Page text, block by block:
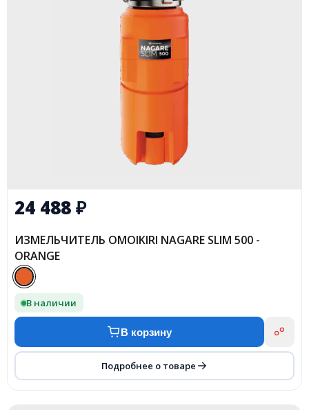
24 488₽
ИЗМЕЛЬЧИТЕЛЬ OMOIKIRI NAGARE SLIM 500 -
ORANGE
В наличии
В корзину
Подробнее о товаре